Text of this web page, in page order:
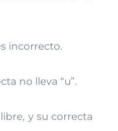
incorrecto.
no lleva “u”.
y su correcta